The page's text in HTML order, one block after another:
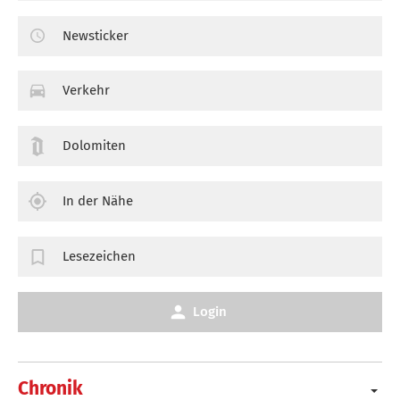
Chronik
Newsticker
Verkehr
Dolomiten
In der Nähe
Lesezeichen
Login